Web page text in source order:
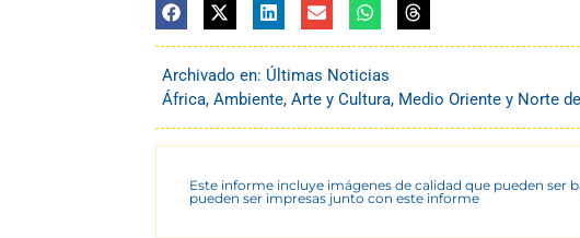
Archivado en: Últimas Noticias
África, Ambiente, Arte y Cultura, Medio Oriente y Norte
Este informe incluye imágenes de calidad que pueden ser
pueden ser impresas junto con este informe